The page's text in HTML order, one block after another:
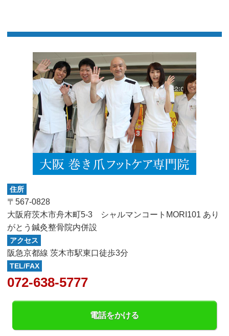
住所
〒567-0828
大阪府茨木市舟木町5-3 シャルマンコートMORI101 あり
がとう鍼灸整骨院内併設
アクセス
阪急京都線 茨木市駅東口徒歩3分
TEL/FAX
072-638-5777
電話をかける